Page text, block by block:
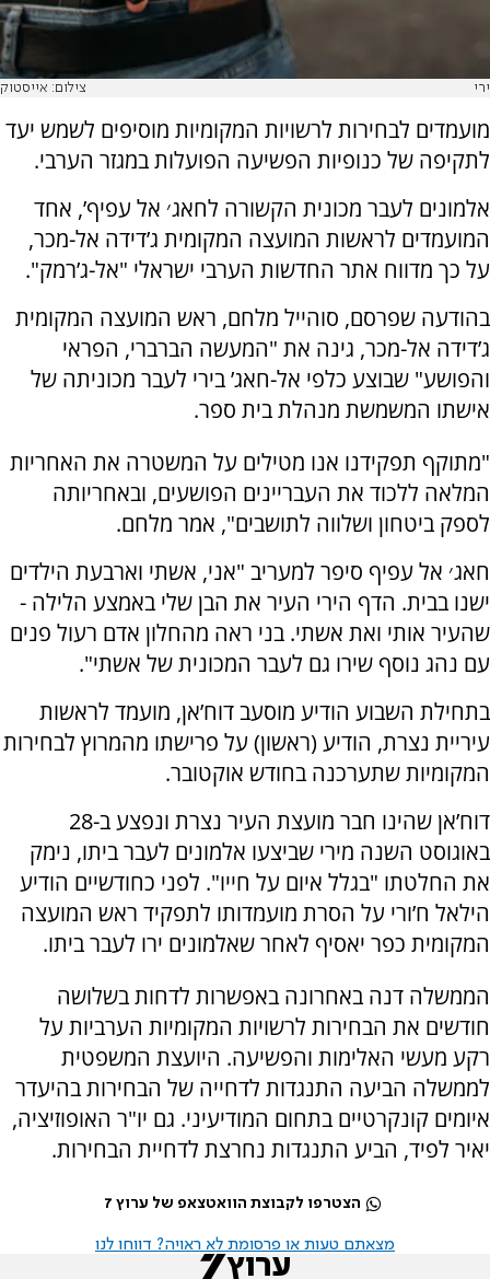
ירי צילום: אייסטוק
מועמדים לבחירות לרשויות המקומיות מוסיפים לשמש יעד
לתקיפה של כנופיות הפשיעה הפועלות במגזר הערבי.
אלמונים לעבר מכונית הקשורה לחאג׳ אל עפיף’, אחד
המועמדים לראשות המועצה המקומית ג’דידה אל-מכר,
על כך מדווח אתר החדשות הערבי ישראלי "אל-ג’רמק".
בהודעה שפרסם, סוהייל מלחם, ראש המועצה המקומית
ג’דידה אל-מכר, גינה את "המעשה הברברי, הפראי
והפושע" שבוצע כלפי אל-חאג’ בירי לעבר מכוניתה של
אישתו המשמשת מנהלת בית ספר.
"מתוקף תפקידנו אנו מטילים על המשטרה את האחריות
המלאה ללכוד את העבריינים הפושעים, ובאחריותה
לספק ביטחון ושלווה לתושבים", אמר מלחם.
חאג׳ אל עפיף סיפר למעריב "אני, אשתי וארבעת הילדים
ישנו בבית. הדף הירי העיר את הבן שלי באמצע הלילה -
שהעיר אותי ואת אשתי. בני ראה מהחלון אדם רעול פנים
עם נהג נוסף שירו גם לעבר המכונית של אשתי".
בתחילת השבוע הודיע מוסעב דוח’אן, מועמד לראשות
עיריית נצרת, הודיע (ראשון) על פרישתו מהמרוץ לבחירות
המקומיות שתערכנה בחודש אוקטובר.
דוח’אן שהינו חבר מועצת העיר נצרת ונפצע ב-28
באוגוסט השנה מירי שביצעו אלמונים לעבר ביתו, נימק
את החלטתו "בגלל איום על חייו". לפני כחודשיים הודיע
הילאל ח’ורי על הסרת מועמדותו לתפקיד ראש המועצה
המקומית כפר יאסיף לאחר שאלמונים ירו לעבר ביתו.
הממשלה דנה באחרונה באפשרות לדחות בשלושה
חודשים את הבחירות לרשויות המקומיות הערביות על
רקע מעשי האלימות והפשיעה. היועצת המשפטית
לממשלה הביעה התנגדות לדחייה של הבחירות בהיעדר
איומים קונקרטיים בתחום המודיעיני. גם יו"ר האופוזיציה,
יאיר לפיד, הביע התנגדות נחרצת לדחיית הבחירות.
הצטרפו לקבוצת הוואטצאפ של ערוץ 7
מצאתם טעות או פרסומת לא ראויה? דווחו לנו